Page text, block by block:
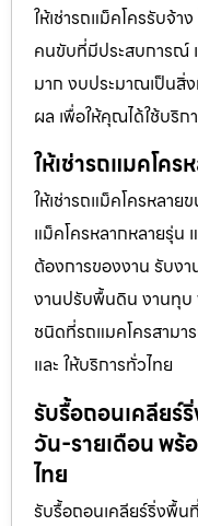
ให้เช่ารถแม็คโครรับจ้
คนขับที่มีประสบการณ์
มาก งบประมาณเป็นสิ่ง
ผล เพื่อให้คุณได้ใช้บริ
ให้เช่ารถแมคโค
ให้เช่ารถแม็คโครหลาย
แม็คโครหลากหลายรุ่น
ต้องการของงาน รับง
งานปรับพื้นดิน งานทุบ
ชนิดที่รถแมคโครสามา
และ ให้บริการทั่วไทย
รับรื้อถอนเคลียร์
วัน-รายเดือน พ
ไทย
รับรื้อถอนเคลียร์ริ่งพื้น